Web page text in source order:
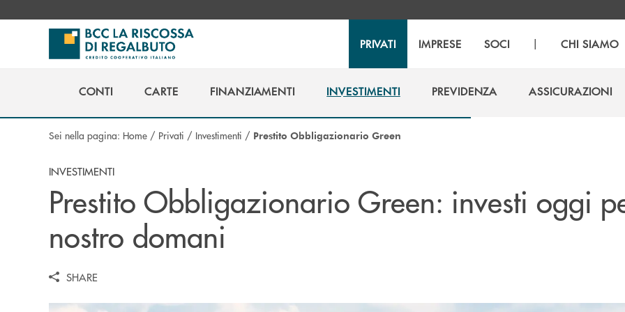
PRIVATI IMPRESE SOCI | CHI SIAMO
CONTI
CARTE
FINANZIAMENTI
INVESTIMENTI
PREVIDENZA
ASSICURAZIONI
Sei nella pagina: Home / Privati / Investimenti / Prestito Obbligazionario Green
INVESTIMENTI
Prestito Obbligazionario Green: investi oggi
nostro domani
SHARE